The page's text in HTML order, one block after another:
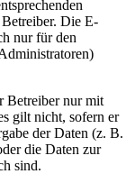
Die E-
nur für den
Betreiber nur mit
gilt nicht, sofern er
der Daten (z. B.
die Daten zur
sind.